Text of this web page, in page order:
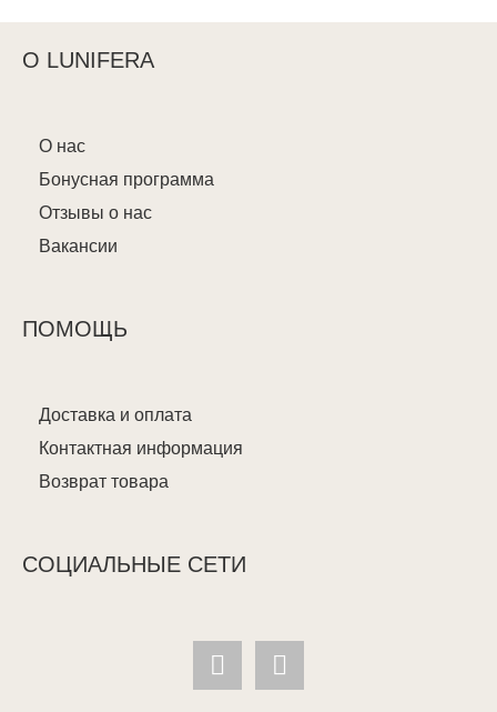
О LUNIFERA
О нас
Бонусная программа
Отзывы о нас
Вакансии
ПОМОЩЬ
Доставка и оплата
Контактная информация
Возврат товара
СОЦИАЛЬНЫЕ СЕТИ